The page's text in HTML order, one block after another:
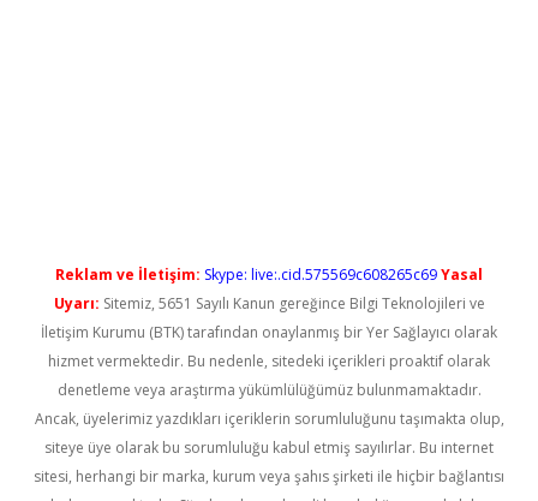
Reklam ve İletişim: Skype: live:.cid.575569c608265c69Yasal
Uyarı: Sitemiz, 5651 Sayılı Kanun gereğince Bilgi Teknolojileri ve
İletişim Kurumu (BTK) tarafından onaylanmış bir Yer Sağlayıcı olarak
hizmet vermektedir. Bu nedenle, sitedeki içerikleri proaktif olarak
denetleme veya araştırma yükümlülüğümüz bulunmamaktadır.
Ancak, üyelerimiz yazdıkları içeriklerin sorumluluğunu taşımakta olup,
siteye üye olarak bu sorumluluğu kabul etmiş sayılırlar. Bu internet
sitesi, herhangi bir marka, kurum veya şahıs şirketi ile hiçbir bağlantısı